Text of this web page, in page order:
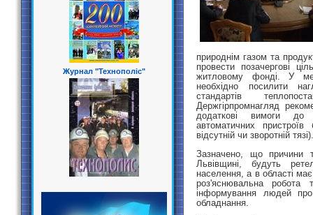
Журнал "Технополіс"
природнім газом та
провести позачергові
житловому фонді. У
необхідно посилити
стандартів
Держгірпромнагляд
додаткові вимоги до
автоматичних
відсутній чи зворотній тязі).
Зазначено, що причини
Львівщині, будуть
населення, а в області
роз'яснювальна робота
інформування людей про
обладнання.